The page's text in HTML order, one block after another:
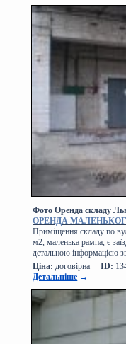
Фото Оренда складу
ОРЕНДА
Приміщення складу по
м2, маленька рампа, є
детальною інформацією
Ціна: договірна ID:
Детальніше →